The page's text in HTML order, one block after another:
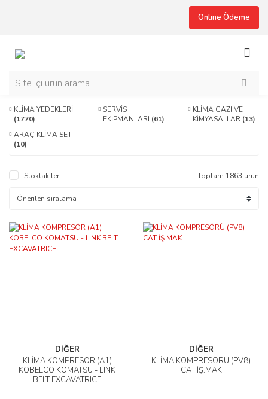
Online Ödeme
KLİMA YEDEKLERİ
(1770)
SERVİS
EKİPMANLARI (61)
KLİMA GAZI VE
KİMYASALLAR (13)
ARAÇ KLİMA SET
(10)
Stoktakiler Toplam 1863 ürün
DİĞER
KLİMA KOMPRESÖR (A1)
KOBELCO KOMATSU - LINK
BELT EXCAVATRICE
DİĞER
KLİMA KOMPRESÖRÜ (PV8)
CAT İŞ.MAK